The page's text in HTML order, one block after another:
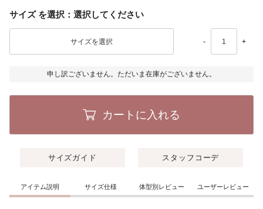
サイズ 選択してください
- +
申し訳ございません。ただいま在庫がございません。
カートに入れる
サイズガイド スタッフコーデ
アイテム説明 サイズ仕様 体型別レビュー ユーザーレビュー